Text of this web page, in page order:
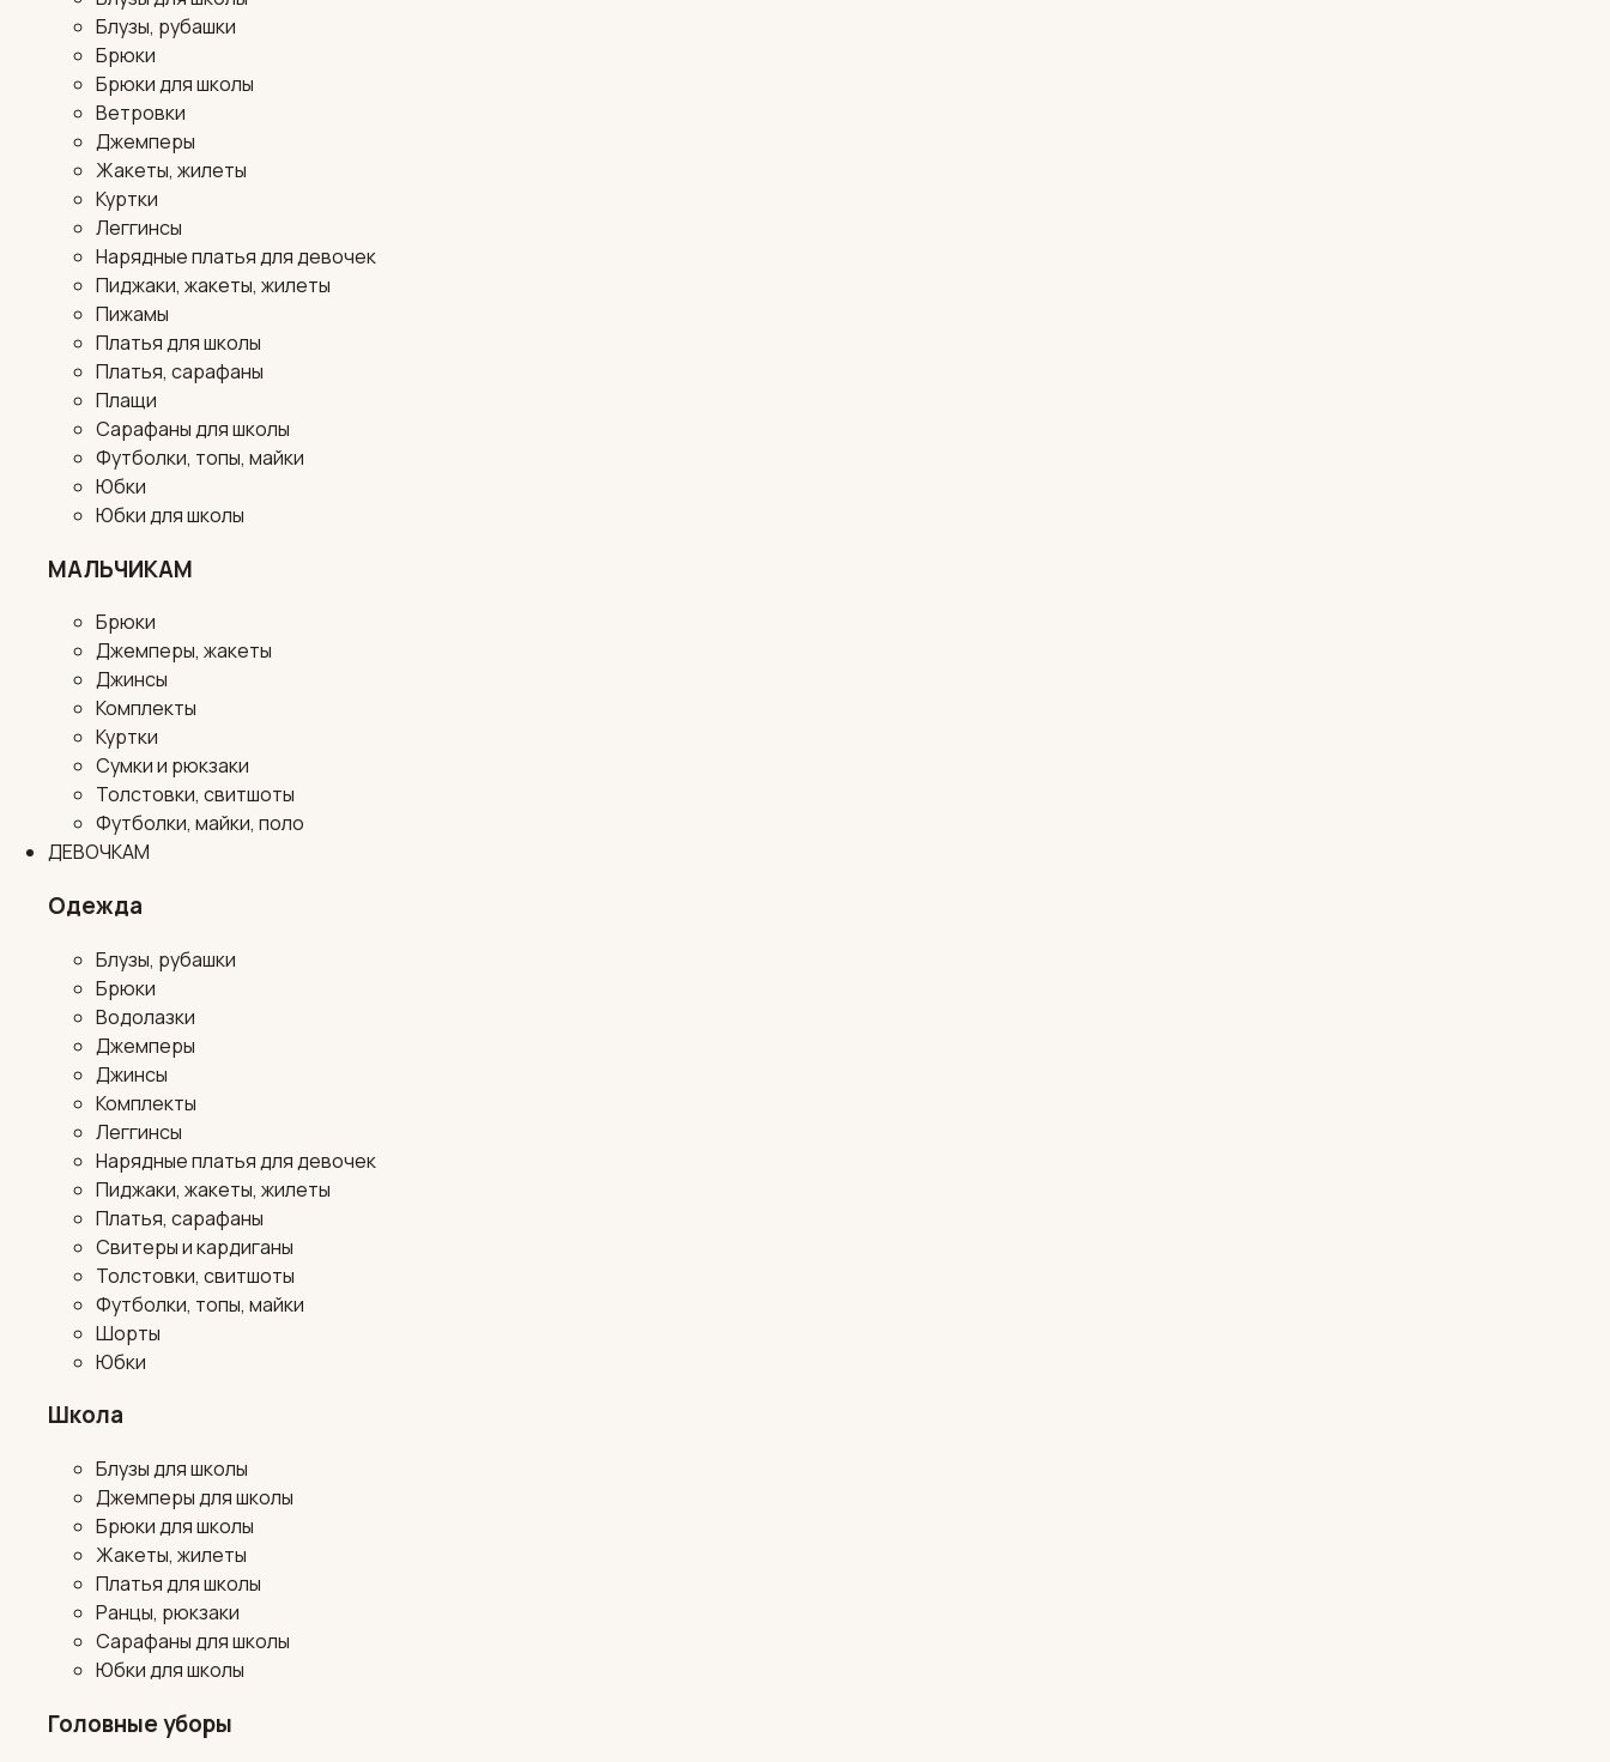
Блузы, рубашки
Брюки
Брюки для школы
Ветровки
Джемперы
Жакеты, жилеты
Куртки
Леггинсы
Нарядные платья для девочек
Пиджаки, жакеты, жилеты
Пижамы
Платья для школы
Платья, сарафаны
Плащи
Сарафаны для школы
Футболки, топы, майки
Юбки
Юбки для школы
МАЛЬЧИКАМ
Брюки
Джемперы, жакеты
Джинсы
Комплекты
Куртки
Сумки и рюкзаки
Толстовки, свитшоты
Футболки, майки, поло
ДЕВОЧКАМ
Одежда
Блузы, рубашки
Брюки
Водолазки
Джемперы
Джинсы
Комплекты
Леггинсы
Нарядные платья для девочек
Пиджаки, жакеты, жилеты
Платья, сарафаны
Свитеры и кардиганы
Толстовки, свитшоты
Футболки, топы, майки
Шорты
Юбки
Школа
Блузы для школы
Джемперы для школы
Брюки для школы
Жакеты, жилеты
Платья для школы
Ранцы, рюкзаки
Сарафаны для школы
Юбки для школы
Головные уборы